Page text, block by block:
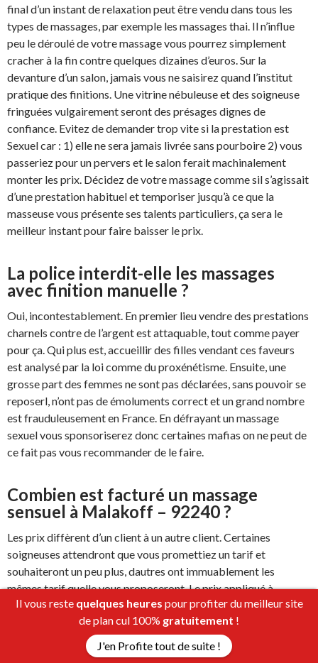
final d’un instant de relaxation peut être vendu dans tous les
types de massages, par exemple les massages thai. Il n’influe
peu le déroulé de votre massage vous pourrez simplement
cracher à la fin contre quelques dizaines d’euros. Sur la
devanture d’un salon, jamais vous ne saisirez quand l’institut
pratique des finitions. Une vitrine nébuleuse et des soigneuse
fringuées vulgairement seront des présages dignes de
confiance. Evitez de demander trop vite si la prestation est
Sexuel car : 1) elle ne sera jamais livrée sans pourboire 2) vous
passeriez pour un pervers et le salon ferait machinalement
monter les prix. Décidez de votre massage comme sil s’agissait
d’une prestation habituel et temporiser jusqu’à ce que la
masseuse vous présente ses talents particuliers, ça sera le
meilleur instant pour faire baisser le prix.
La police interdit-elle les massages
avec finition manuelle ?
Oui, incontestablement. En premier lieu vendre des prestations
charnels contre de l’argent est attaquable, tout comme payer
pour ça. Qui plus est, accueillir des filles vendant ces faveurs
est analysé par la loi comme du proxénétisme. Ensuite, une
grosse part des femmes ne sont pas déclarées, sans pouvoir se
reposerl, n’ont pas de émoluments correct et un grand nombre
est frauduleusement en France. En défrayant un massage
sexuel vous sponsoriserez donc certaines mafias on ne peut de
ce fait pas vous recommander de le faire.
Combien est facturé un massage
sensuel à Malakoff – 92240 ?
Les prix diffèrent d’un client à un autre client. Certaines
soigneuses attendront que vous promettiez un tarif et
souhaiteront un peu plus, dautres ont immuablement les
mêmes tarif quelle vous proposeront. Le prix appliqué à
Malakoff – 92240 et en Ile-de-France varie le plus souvent
autour de 10. Pour ce prix vous profiterez une branlette
basique, pas folle, et il vous sera interdit de toucher la
soigneuse. Si vous acceptez de monter à 50, la nature de la
Il vous reste quelques heures pour profiter du meilleur site
de plan cul 100% gratuitement !
J'en Profite tout de suite !